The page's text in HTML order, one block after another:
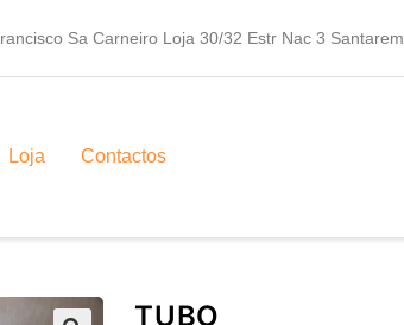
Sa Carneiro Loja 30/32 Estr Nac 3 Santarem
Loja Contactos
TUBO